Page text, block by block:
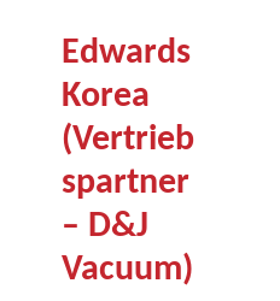
Edwards
Korea
(Vertrieb
spartner
– D&J
Vacuum)